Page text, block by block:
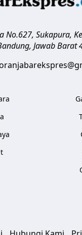
No.627, Sukapura,
, Jawab Barat